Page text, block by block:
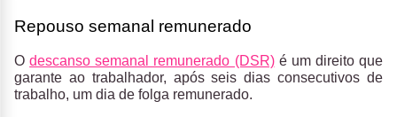
Repouso semanal remunerado
Odescanso semanal remunerado (DSR)é um direito que
garante ao trabalhador, após seis dias consecutivos de
trabalho, um dia de folga remunerado.